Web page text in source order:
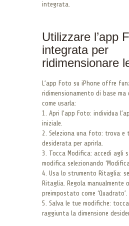
integrata.
Utilizzare l’app
integrata per
ridimensionare
L’app Foto su iPhone offre
ridimensionamento di base
come usarla:
1. Apri l’app Foto: individua
iniziale.
2. Seleziona una foto: trova e
desiderata per aprirla.
3. Tocca Modifica: accedi agli
modifica selezionando
4. Usa lo strumento Ritaglia:
Ritaglia. Regola manualmente
preimpostato come ‘Quadrato’.
5. Salva le tue modifiche: tocca
raggiunta la dimensione